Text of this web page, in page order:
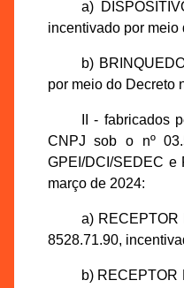
a)
incentivado por meio
b)
por meio do Decreto
II - fabricados
CNPJ sob o nº
GPEI/DCI/SEDEC e
março de 2024:
a) RECEPTOR
8528.71.90,
b) RECEPTOR